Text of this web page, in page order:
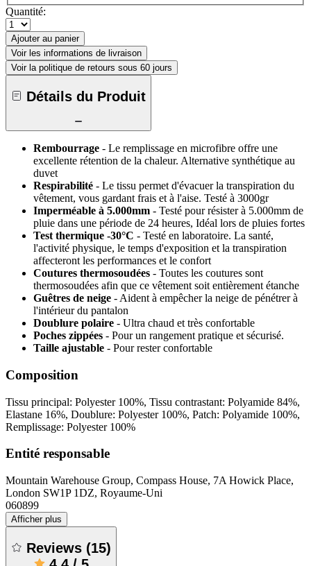
Quantité:
Ajouter au panier
Voir les informations de livraison
Voir la politique de retours sous 60 jours
Détails du Produit
Rembourrage - Le remplissage en microfibre offre une
excellente rétention de la chaleur. Alternative synthétique au
duvet
Respirabilité - Le tissu permet d'évacuer la transpiration du
vêtement, vous gardant frais et à l'aise. Testé à 3000gr
Imperméable à 5.000mm - Testé pour résister à 5.000mm de
pluie dans une période de 24 heures, Idéal lors de pluies fortes
Test thermique -30°C - Testé en laboratoire. La santé,
l'activité physique, le temps d'exposition et la transpiration
affecteront les performances et le confort
Coutures thermosoudées - Toutes les coutures sont
thermosoudées afin que ce vêtement soit entièrement étanche
Guêtres de neige - Aident à empêcher la neige de pénétrer à
l'intérieur du pantalon
Doublure polaire - Ultra chaud et très confortable
Poches zippées - Pour un rangement pratique et sécurisé.
Taille ajustable - Pour rester confortable
Composition
Tissu principal: Polyester 100%, Tissu contrastant: Polyamide 84%,
Elastane 16%, Doublure: Polyester 100%, Patch: Polyamide 100%,
Remplissage: Polyester 100%
Entité responsable
Mountain Warehouse Group, Compass House, 7A Howick Place,
London SW1P 1DZ, Royaume-Uni
060899
Afficher plus
Reviews (15)